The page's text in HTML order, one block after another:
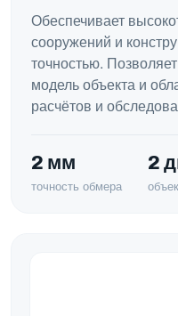
Обеспечивает
сооружений и
точностью.
модель объекта и
расчётов и
2 мм
точность обмера
2